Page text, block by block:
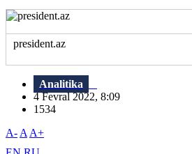
president.az
Analitika
4 Fevral 2022, 8:09
1534
A- A A+